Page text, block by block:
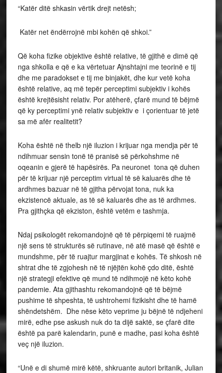
“Katër ditë shkasin vërtik drejt netësh;
Katër net ëndërrojnë mbi kohën që shkoi.”
Që koha fizike objektive është relative, të gjithë e dimë që
nga shkolla e që e ka vërtetuar Ajnshtajni me teorinë e tij
dhe me paradokset e tij me binjakët, dhe kur vetë koha
është relative, aq më tepër perceptimi subjektiv i kohës
është krejtësisht relativ. Por atëherë, çfarë mund të bëjmë
që ky perceptimi ynë relativ subjektiv e i çorientuar të jetë
sa më afër realitetit?
Koha është në thelb një iluzion i krijuar nga mendja për të
ndihmuar sensin tonë të pranisë së përkohshme në
oqeanin e gjerë të hapësirës. Pa neuronet tona që duhen
për të krijuar një perceptim virtual të së kaluarës dhe të
ardhmes bazuar në të gjitha përvojat tona, nuk ka
ekzistencë aktuale, as të së kaluarës dhe as të ardhmes.
Pra gjithçka që ekziston, është vetëm e tashmja.
Ndaj psikologët rekomandojnë që të përpiqemi të ruajmë
një sens të strukturës së rutinave, në atë masë që është e
mundshme, për të ruajtur margjinat e kohës. Të shkosh në
shtrat dhe të zgjohesh në të njëjtën kohë çdo ditë, është
një strategji efektive që mund të ndihmojë në këto kohë
pandemie. Ata gjithashtu rekomandojnë që të bëjmë
pushime të shpeshta, të ushtrohemi fizikisht dhe të hamë
shëndetshëm. Dhe nëse këto veprime ju bëjnë të ndjeheni
mirë, edhe pse askush nuk do ta dijë saktë, se çfarë dite
është pa parë kalendarin, punë e madhe, pasi koha është
veç një iluzion.
“Unë e di shumë mirë këtë, shkruante autori britanik, Julian